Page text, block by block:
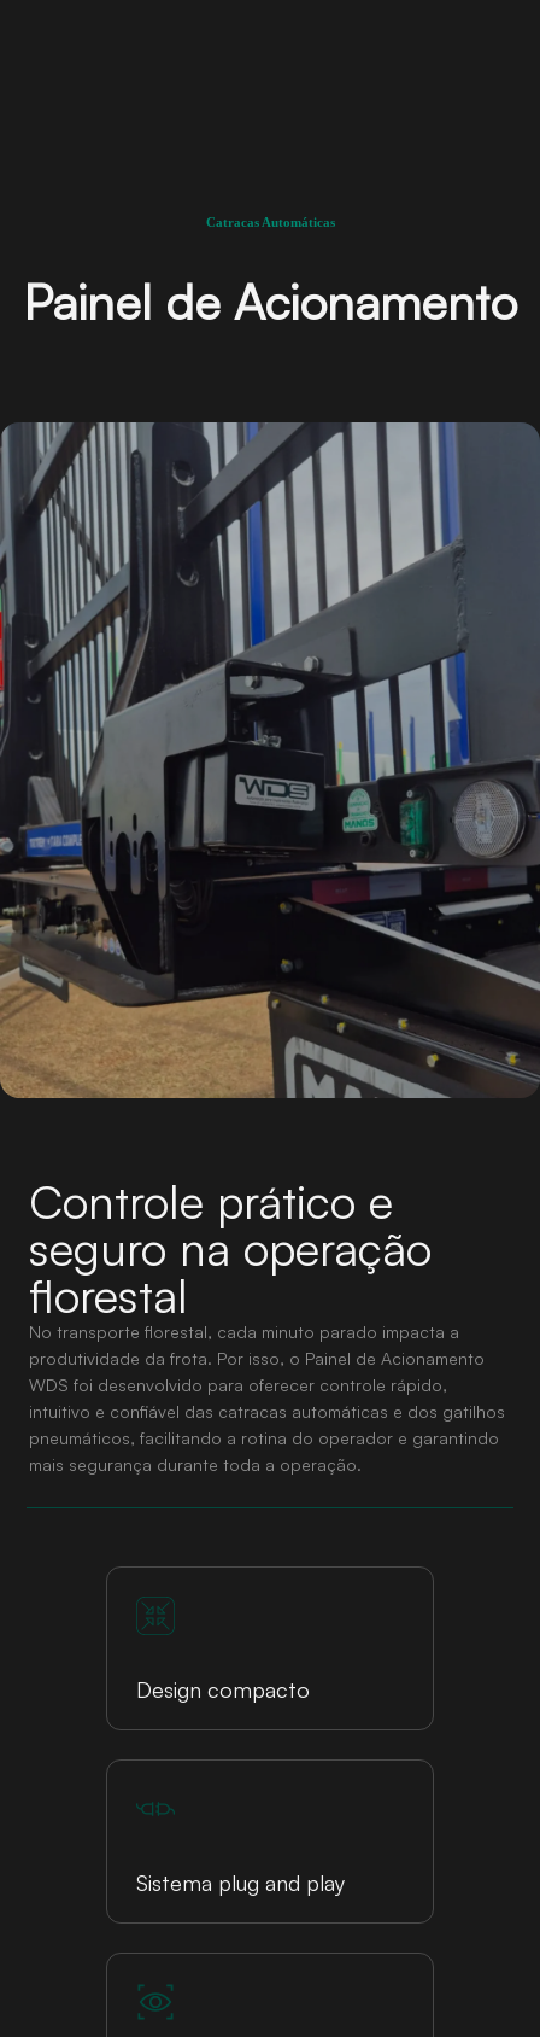
Catracas Automáticas
Painel de Acionamento
Controle prático e
seguro na operação
florestal
No transporte florestal, cada minuto parado impacta a
produtividade da frota. Por isso, o Painel de Acionamento
WDS foi desenvolvido para oferecer controle rápido,
intuitivo e confiável das catracas automáticas e dos gatilhos
pneumáticos, facilitando a rotina do operador e garantindo
mais segurança durante toda a operação.
Design compacto
Sistema plug and play